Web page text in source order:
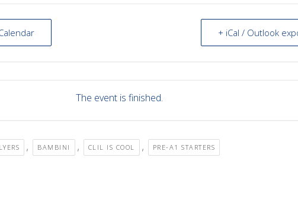
+ iCal / Outlook
The event is finished.
, BAMBINI , CLIL IS COOL , PRE-A1 STARTERS